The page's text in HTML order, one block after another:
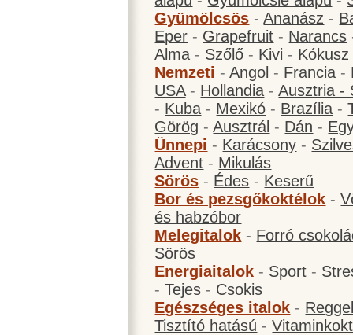
Gyümölcsös -Ananász -
Eper - Grapefruit - Narancs
Alma - Szőlő - Kivi - Kókusz
Nemzeti -Angol - Francia -
USA- Hollandia -Ausztria -
- Kuba - Mexikó - Brazília -
Görög -Ausztrál - Dán -
Ünnepi - Karácsony -
Advent - Mikulás
Sörös - Édes - Keserű
Bor és pezsgőkoktélok -
és habzóbor
Melegitalok - Forró
Sörös
Energiaitalok - Sport -
-Tejes - Csokis
Egészséges italok -
Tisztító hatású -